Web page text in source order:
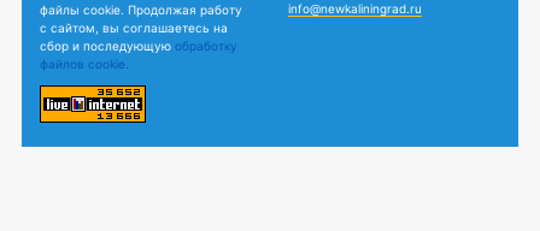
файлы cookie. Продолжая работу
с сайтом, вы соглашаетесь на
сбор и последующую обработку
файлов cookie.
info@newkaliningrad.ru